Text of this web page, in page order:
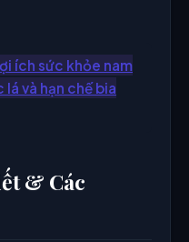
ích sức khỏe nam
và hạn chế bia
& Các